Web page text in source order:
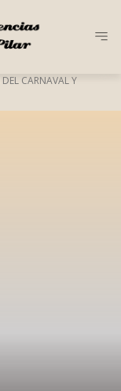
CARNAVAL Y